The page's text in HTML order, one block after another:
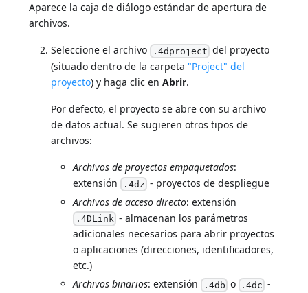
Aparece la caja de diálogo estándar de apertura de
archivos.
Seleccione el archivo .4dproject del proyecto
(situado dentro de la carpeta "Project" del
proyecto) y haga clic enAbrir.
Por defecto, el proyecto se abre con su archivo
de datos actual. Se sugieren otros tipos de
archivos:
Archivos de proyectos empaquetados:
extensión .4dz - proyectos de despliegue
Archivos de acceso directo: extensión
.4DLink - almacenan los parámetros
adicionales necesarios para abrir proyectos
o aplicaciones (direcciones, identificadores,
etc.)
Archivos binarios: extensión .4db o .4dc -